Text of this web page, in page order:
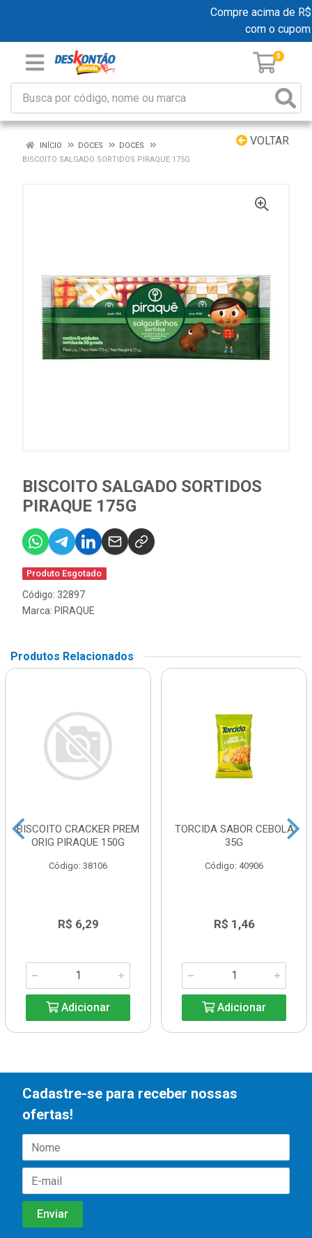
Compre acima de
com o cupom
0
VOLTAR
INÍCIO DOCES
DOCES
BISCOITO SALGADO SORTIDOS PIRAQUE 175G
BISCOITO SALGADO SORTIDOS
PIRAQUE 175G
Produto Esgotado
Código: 32897
Marca: PIRAQUE
Produtos Relacionados
BISCOITO CRACKER PREM
ORIG PIRAQUE 150G
Código: 38106
R$ 6,29
Adicionar
TORCIDA SABOR CEBOLA
35G
Código: 40906
R$ 1,46
Adicionar
Cadastre-se para receber nossas
ofertas!